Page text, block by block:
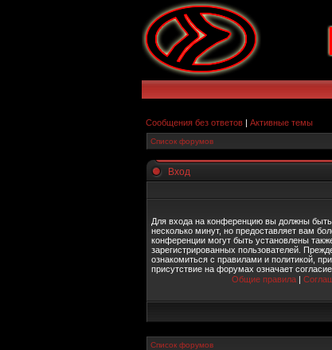
Сообщения без ответов | Активные темы
Список форумов
Вход
Для входа на конференцию вы должны быть
несколько минут, но предоставляет вам
конференции могут быть установлены
зарегистрированных пользователей.
ознакомиться с правилами и политикой,
присутствие на форумах означает
Общие правила |
Список форумов